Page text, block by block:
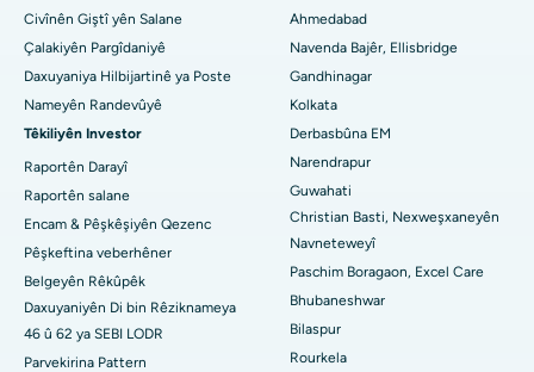
Nexweşxaneya herî baş li Arepally, Warangal
Nexweşxaneya herî baş li Arera Colony, Bhopal
Nexweşxaneya çêtirîn li Jayanagar, Bangalore
Nexweşxaneya herî baş li KK Nagar, Madurai
Nexweşxaneya çêtirîn li Ramji Nagar, Nellore
Nexweşxaneya çêtirîn li Sektora-19, Rourkela
Nexweşxaneya herî baş li Swargate, Pune
Nexweşxaneya Penceşêrê ya Jinan a Herî Baş li Başûrê Delhiyê
Civînên Giştî yên Salane
Çalakiyên Pargîdaniyê
Daxuyaniya Hilbijartinê ya Poste
Nameyên Randevûyê
Têkiliyên Investor
Raportên Darayî
Raportên salane
Encam & Pêşkêşiyên Qezenc
Pêşkeftina veberhêner
Belgeyên Rêkûpêk
Daxuyaniyên Di bin Rêziknameya
46 û 62 ya SEBI LODR
Parvekirina Pattern
Ahmedabad
Navenda Bajêr, Ellisbridge
Gandhinagar
Kolkata
Derbasbûna EM
Narendrapur
Guwahati
Christian Basti, Nexweşxaneyên
Navneteweyî
Paschim Boragaon, Excel Care
Bhubaneshwar
Bilaspur
Rourkela